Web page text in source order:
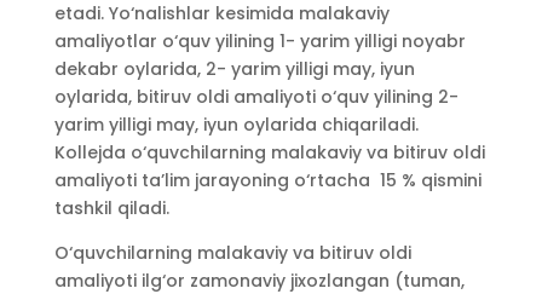
etadi. Yo‘nalishlar kesimida malakaviy
amaliyotlar o‘quv yilining 1- yarim yilligi noyabr
dekabr oylarida, 2- yarim yilligi may, iyun
oylarida, bitiruv oldi amaliyoti o‘quv yilining 2-
yarim yilligi may, iyun oylarida chiqariladi.
Kollejda o‘quvchilarning malakaviy va bitiruv oldi
amaliyoti ta’lim jarayoning o‘rtacha 15 % qismini
tashkil qiladi.
O‘quvchilarning malakaviy va bitiruv oldi
amaliyoti ilg‘or zamonaviy jixozlangan (tuman,